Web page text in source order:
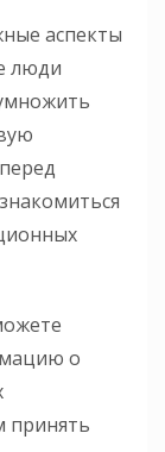
аспекты
люди
о
принять